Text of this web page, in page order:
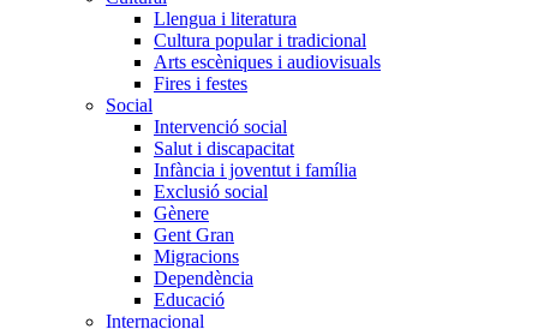
Llengua i literatura
Cultura popular i tradicional
Arts escèniques i audiovisuals
Fires i festes
Social
Intervenció social
Salut i discapacitat
Infància i joventut i família
Exclusió social
Gènere
Gent Gran
Migracions
Dependència
Educació
Internacional